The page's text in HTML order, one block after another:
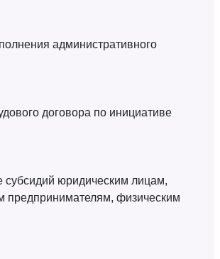
административного
договора по инициативе
субсидий юридическим лицам,
предпринимателям, физическим